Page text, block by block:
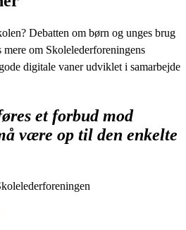
Debatten om børn og unges brug
om Skolelederforeningens
digitale vaner udviklet i samarbejde
et forbud mod
være op til den enkelte